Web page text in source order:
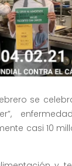
se
casi 10